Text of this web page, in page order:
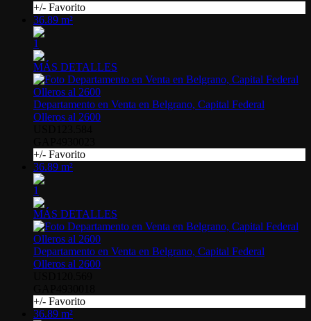
+/- Favorito
36.89 m²
1
MÁS DETALLES
Departamento en Venta en Belgrano, Capital Federal
Olleros al 2600
+/- Favorito
36.89 m²
1
MÁS DETALLES
Departamento en Venta en Belgrano, Capital Federal
Olleros al 2600
+/- Favorito
36.89 m²